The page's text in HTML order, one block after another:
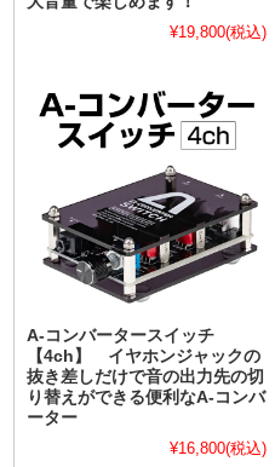
¥19,800(税込)
A-コンバータースイッチ
【4ch】 イヤホンジャックの
抜き差しだけで音の出力先の切
り替えができる便利なA-コンバ
ーター
¥16,800(税込)